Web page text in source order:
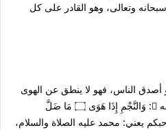
وتعالى، وهو القادر على كل
الناس، فهو لا ينطق عن الهوى
إن هو إلا وحي يوحى، كما قال الله : وَالنَّجْمِ إِذَا هَوَى ۝ مَا ضَلَّ
غَوَى[النجم:1-2] صاحبكم يعني: محمد عليه الصلاة والسلام،